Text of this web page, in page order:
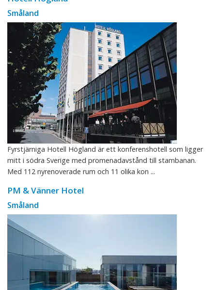
Småland
Fyrstjärniga Hotell Högland är ett konferenshotell som ligger
mitt i södra Sverige med promenadavstånd till stambanan.
Med 112 nyrenoverade rum och 11 olika kon ...
PM & Vänner Hotel
Småland